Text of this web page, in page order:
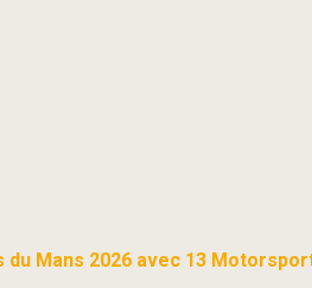
du Mans 2026 avec 13